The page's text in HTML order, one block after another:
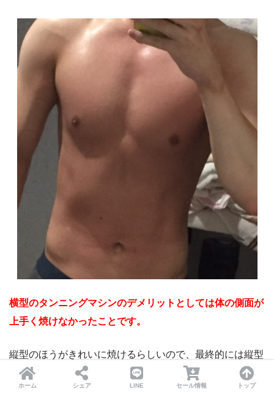
横型のタンニングマシンのデメリットとしては体の側面が
上手く焼けなかったことです。
縦型のほうがきれいに焼けるらしいので、最終的には縦型
で仕上げることを考えた方が良いでしょう。
ホーム シェア LINE セール情報 トップ